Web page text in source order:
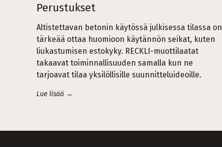
Perustukset
Altistettavan betonin käytössä julkisessa tilassa on
tärkeää ottaa huomioon käytännön seikat, kuten
liukastumisen estokyky. RECKLI-muottilaatat
takaavat toiminnallisuuden samalla kun ne
tarjoavat tilaa yksilöllisille suunnitteluideoille.
Lue lisää →